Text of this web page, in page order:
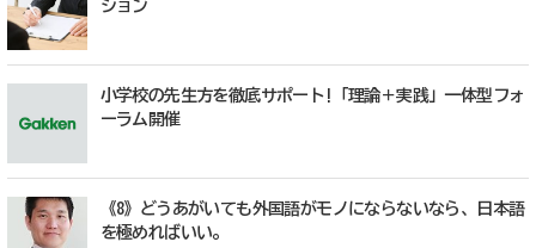
ション
小学校の先生方を徹底サポート!「理論＋実践」一体型フォ
ーラム開催
《8》どうあがいても外国語がモノにならないなら、日本語
を極めればいい。